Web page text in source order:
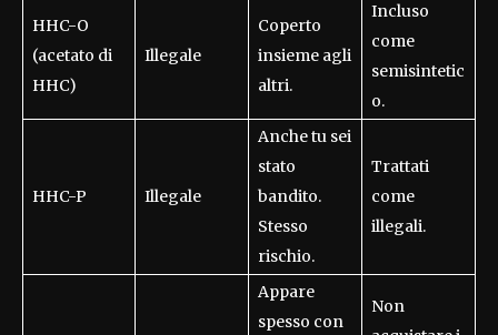
HHC-O
(acetato di
HHC)
Illegale
Coperto
insieme agli
altri.
Incluso
come
semisintetic
o.
HHC-P Illegale
Anche tu sei
stato
bandito.
Stesso
rischio.
Trattati
come
illegali.
Appare
spesso con
Non